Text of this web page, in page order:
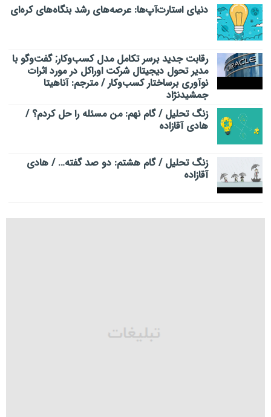
دنیای استارت‌آپ‌ها: عرصه‌های رشد بنگاه‌های کره‌ای‌
رقابت جدید برسر تکامل مدل کسب‌و‌کار; گفت‌وگو با
مدیر تحول دیجیتال شرکت اوراکل در مورد اثرات
نوآوری برساختار کسب‌وکار / مترجم: آناهیتا
جمشیدنژاد
زنگ تحلیل / گام نهم: من مسئله را حل کردم؟ /
هادی آقازاده
زنگ تحلیل / گام هشتم: دو صد گفته… / هادی
آقازاده